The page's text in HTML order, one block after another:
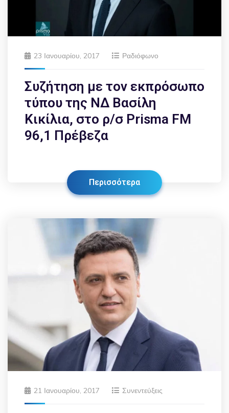
23 Ιανουαρίου, 2017 Ραδιόφωνο
Συζήτηση με τον εκπρόσωπο
τύπου της ΝΔ Βασίλη
Κικίλια, στο ρ/σ Prisma FM
96,1 Πρέβεζα
Περισσότερα
21 Ιανουαρίου, 2017 Συνεντεύξεις